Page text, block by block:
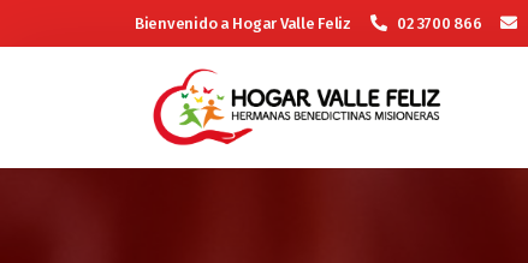
Bienvenido a Hogar Valle Feliz 02 3700 866